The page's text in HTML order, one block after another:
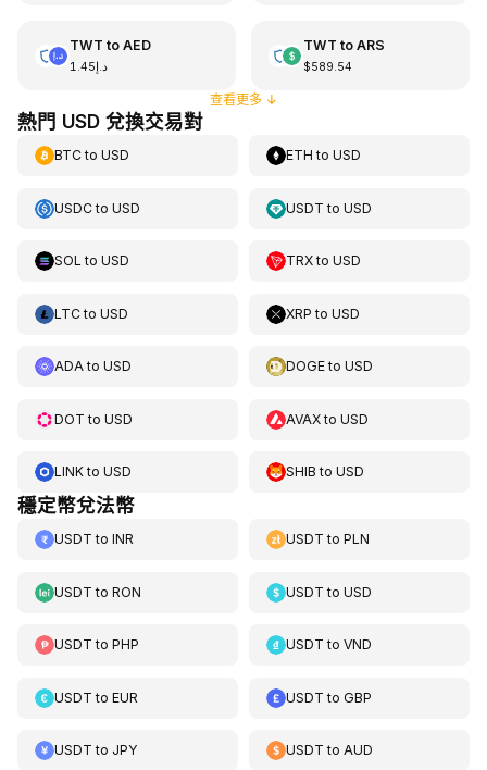
TWT to AED
د.إ1.45
TWT to ARS
$589.54
查看更多↓
熱門 USD 兌換交易對
BTCto USD ETH toUSD
USDCto USD USDT toUSD
SOL to USD TRXtoUSD
LTCto USD XRP toUSD
ADAto USD DOGEtoUSD
DOT to USD AVAXtoUSD
LINKto USD SHIB toUSD
穩定幣兌法幣
USDT to INR USDT toPLN
USDT to RON USDT toUSD
USDT to PHP USDT toVND
USDT to EUR USDT toGBP
USDT to JPY USDT toAUD